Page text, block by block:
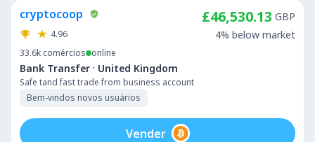
cryptocoop
4.96
33.6k comércios online
Bank Transfer · United Kingdom
Safe tand fast trade from business account
Bem-vindos novos usuários
£46,530.13 GBP
4% below market
Vender